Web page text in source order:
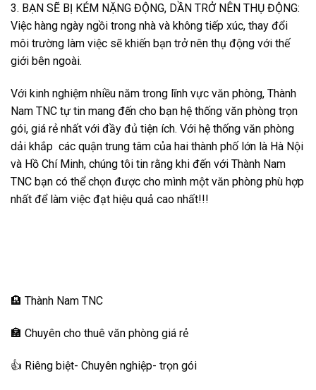
3. BẠN SẼ BỊ KÉM NẶNG ĐỘNG, DẦN TRỞ NÊN THỤ ĐỘNG:
Việc hàng ngày ngồi trong nhà và không tiếp xúc, thay đổi
môi trường làm việc sẽ khiến bạn trở nên thụ động với thế
giới bên ngoài.
Với kinh nghiệm nhiều năm trong lĩnh vực văn phòng, Thành
Nam TNC tự tin mang đến cho bạn hệ thống văn phòng trọn
gói, giá rẻ nhất với đầy đủ tiện ích. Với hệ thống văn phòng
dải khắp các quận trung tâm của hai thành phố lớn là Hà Nội
và Hồ Chí Minh, chúng tôi tin rằng khi đến với Thành Nam
TNC bạn có thể chọn được cho mình một văn phòng phù hợp
nhất để làm việc đạt hiệu quả cao nhất!!!
🏨 Thành Nam TNC
🏣 Chuyên cho thuê văn phòng giá rẻ
👍 Riêng biệt- Chuyên nghiệp- trọn gói